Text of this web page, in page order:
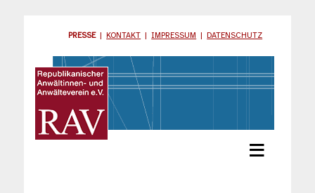
PRESSE| KONTAKT |IMPRESSUM DATENSCHUTZ
≡